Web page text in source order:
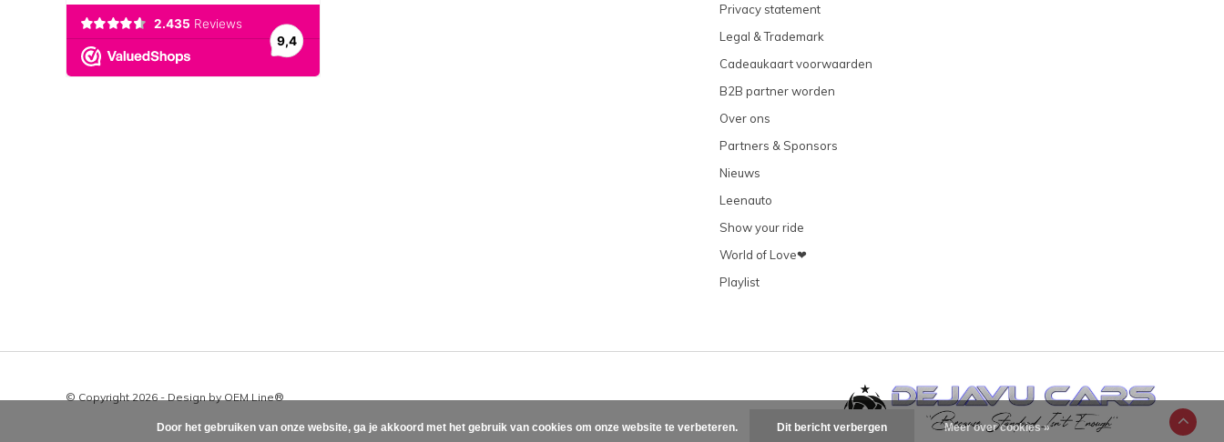
Privacy statement
Legal & Trademark
Cadeaukaart voorwaarden
B2B partner worden
Over ons
Partners & Sponsors
Nieuws
Leenauto
Show your ride
World of Love❤
Playlist
© Copyright 2026 - Design by OEM Line®
Door het gebruiken van onze website, ga je akkoord met het gebruik van cookies om onze website te verbeteren. Dit bericht verbergen Meer over cookies »